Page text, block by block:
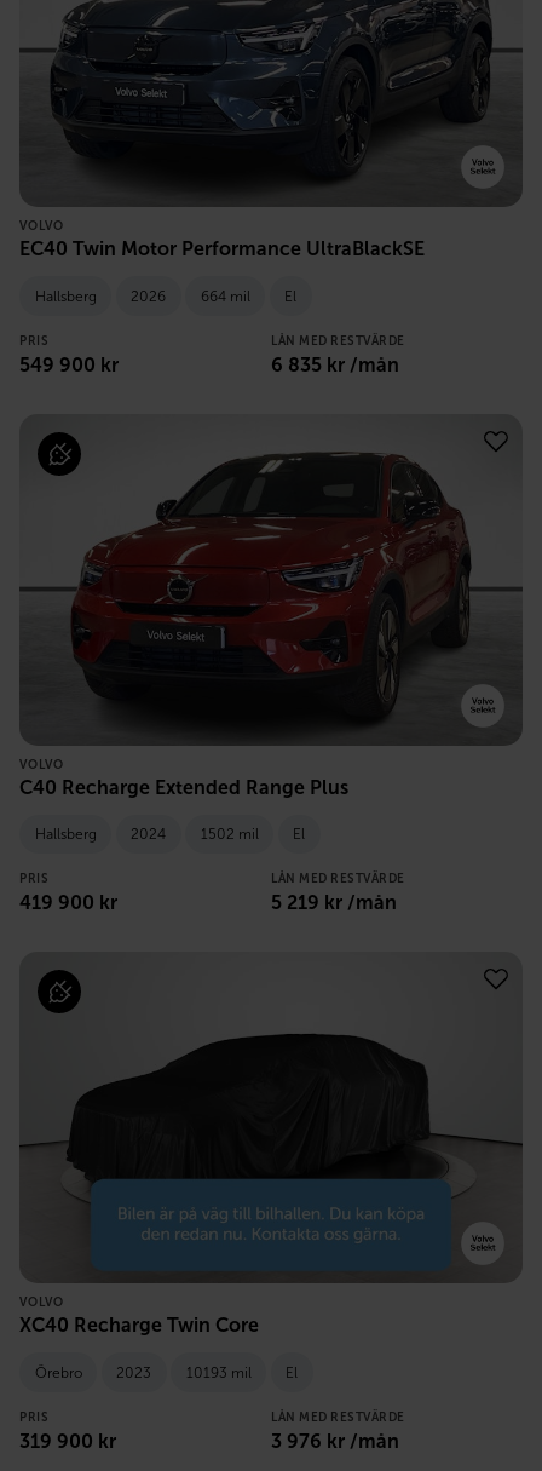
VOLVO
EC40 Twin Motor Performance UltraBlackSE
Hallsberg 2026 664 mil El
PRIS
549 900 kr
LÅN MED RESTVÄRDE
6 835 kr /mån
VOLVO
C40 Recharge Extended Range Plus
Hallsberg 2024 1502 mil El
PRIS
419 900 kr
LÅN MED RESTVÄRDE
5 219 kr /mån
VOLVO
XC40 Recharge Twin Core
Örebro 2023 10193 mil El
PRIS
319 900 kr
LÅN MED RESTVÄRDE
3 976 kr /mån